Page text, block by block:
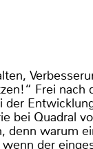
Frei nach
der
bei Quadral
denn warum
der